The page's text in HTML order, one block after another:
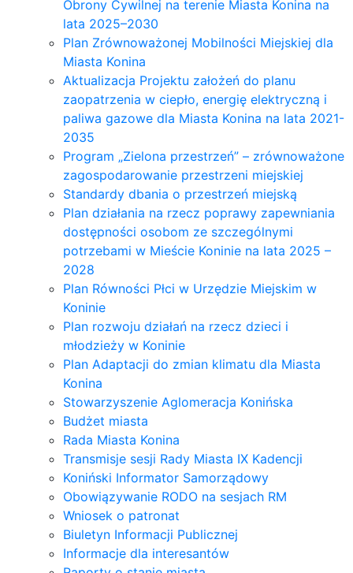
Obrony Cywilnej na terenie Miasta Konina na
lata 2025–2030
Plan Zrównoważonej Mobilności Miejskiej dla
Miasta Konina
Aktualizacja Projektu założeń do planu
zaopatrzenia w ciepło, energię elektryczną i
paliwa gazowe dla Miasta Konina na lata 2021-
2035
Program „Zielona przestrzeń” – zrównoważone
zagospodarowanie przestrzeni miejskiej
Standardy dbania o przestrzeń miejską
Plan działania na rzecz poprawy zapewniania
dostępności osobom ze szczególnymi
potrzebami w Mieście Koninie na lata 2025 –
2028
Plan Równości Płci w Urzędzie Miejskim w
Koninie
Plan rozwoju działań na rzecz dzieci i
młodzieży w Koninie
Plan Adaptacji do zmian klimatu dla Miasta
Konina
Stowarzyszenie Aglomeracja Konińska
Budżet miasta
Rada Miasta Konina
Transmisje sesji Rady Miasta IX Kadencji
Koniński Informator Samorządowy
Obowiązywanie RODO na sesjach RM
Wniosek o patronat
Biuletyn Informacji Publicznej
Informacje dla interesantów